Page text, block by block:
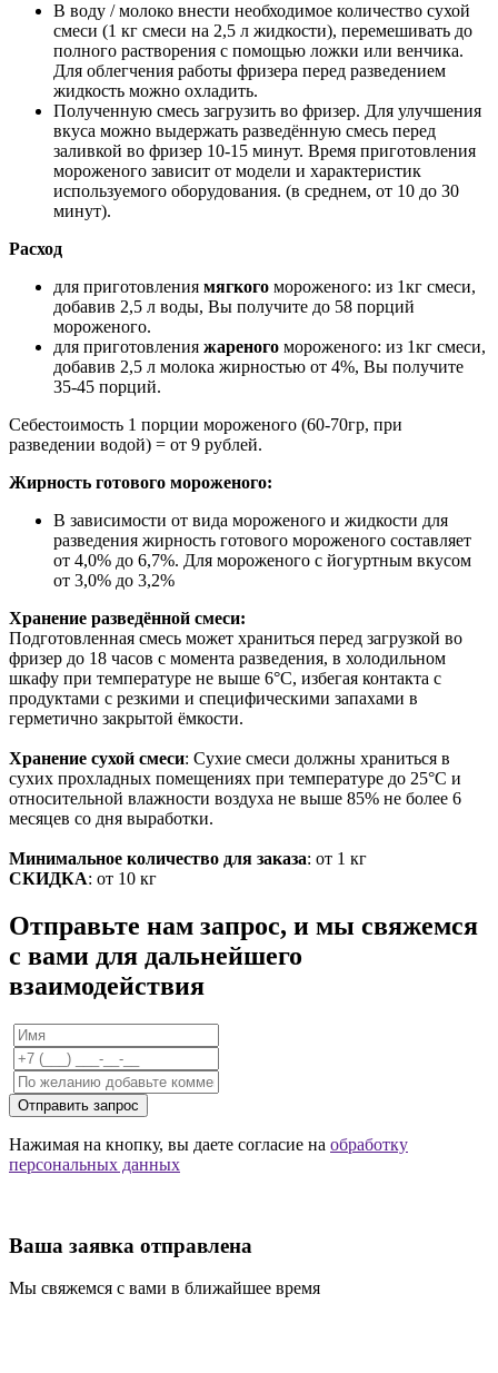
В воду / молоко внести необходимое количество сухой
смеси (1 кг смеси на 2,5 л жидкости), перемешивать до
полного растворения с помощью ложки или венчика.
Для облегчения работы фризера перед разведением
жидкость можно охладить.
Полученную смесь загрузить во фризер. Для улучшения
вкуса можно выдержать разведённую смесь перед
заливкой во фризер 10-15 минут. Время приготовления
мороженого зависит от модели и характеристик
используемого оборудования. (в среднем, от 10 до 30
минут).
Расход
для приготовления мягкого мороженого: из 1кг смеси,
добавив 2,5 л воды, Вы получите до 58 порций
мороженого.
для приготовления жареного мороженого: из 1кг смеси,
добавив 2,5 л молока жирностью от 4%, Вы получите
35-45 порций.
Себестоимость 1 порции мороженого (60-70гр, при
разведении водой) = от 9 рублей.
Жирность готового мороженого:
В зависимости от вида мороженого и жидкости для
разведения жирность готового мороженого составляет
от 4,0% до 6,7%. Для мороженого с йогуртным вкусом
от 3,0% до 3,2%
Хранение разведённой смеси:
Подготовленная смесь может храниться перед загрузкой во
фризер до 18 часов с момента разведения, в холодильном
шкафу при температуре не выше 6°С, избегая контакта с
продуктами с резкими и специфическими запахами в
герметично закрытой ёмкости.
Хранение сухой смеси: Сухие смеси должны храниться в
сухих прохладных помещениях при температуре до 25°С и
относительной влажности воздуха не выше 85% не более 6
месяцев со дня выработки.
Минимальное количество для заказа: от 1 кг
СКИДКА: от 10 кг
Отправьте нам запрос, и мы свяжемся
с вами для дальнейшего
взаимодействия
Отправить запрос
Нажимая на кнопку, вы даете согласие на обработку
персональных данных
Ваша заявка отправлена
Мы свяжемся с вами в ближайшее время